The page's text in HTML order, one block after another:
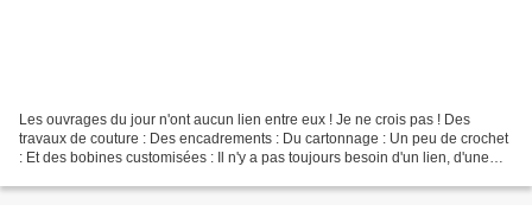
Les ouvrages du jour n'ont aucun lien entre eux ! Je ne crois pas ! Des
travaux de couture : Des encadrements : Du cartonnage : Un peu de crochet
: Et des bobines customisées : Il n'y a pas toujours besoin d'un lien, d'une